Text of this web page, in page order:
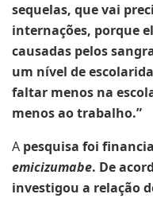
sequelas, que vai
internações, porque
causadas pelos
um nível de
faltar menos na
menos ao trabalho.”
A pesquisa foi
emicizumabe. De
investigou a relação